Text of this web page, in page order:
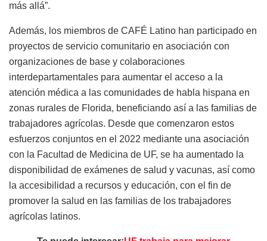
más allá”.
Además, los miembros de CAFÉ Latino han participado en
proyectos de servicio comunitario en asociación con
organizaciones de base y colaboraciones
interdepartamentales para aumentar el acceso a la
atención médica a las comunidades de habla hispana en
zonas rurales de Florida, beneficiando así a las familias de
trabajadores agrícolas. Desde que comenzaron estos
esfuerzos conjuntos en el 2022 mediante una asociación
con la Facultad de Medicina de UF, se ha aumentado la
disponibilidad de exámenes de salud y vacunas, así como
la accesibilidad a recursos y educación, con el fin de
promover la salud en las familias de los trabajadores
agrícolas latinos.